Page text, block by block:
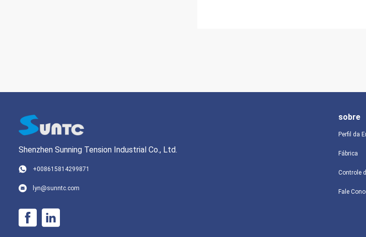
Shenzhen Sunning Tension Industrial Co., Ltd.
+008615814299871
lyn@sunntc.com
sobre
Perfil da
Fábrica
Controle
Fale